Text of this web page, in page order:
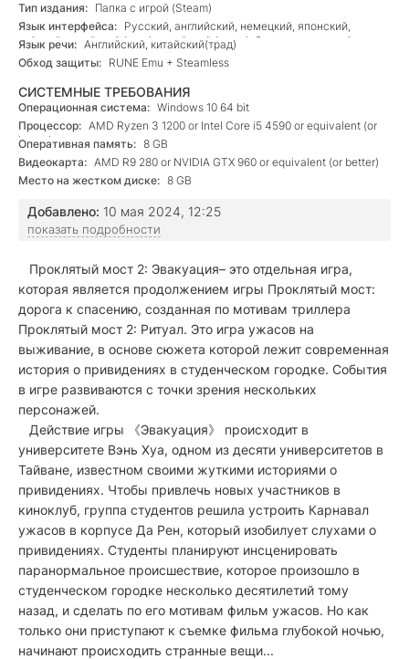
Тип издания: Папка с игрой (Steam)
Язык интерфейса: Русский, английский, немецкий, японский,
тайский, китайский (упр.), китайский (трад.), бр. португальский,
корейский, испанский
Язык речи: Английский, китайский(трад)
Обход защиты: RUNE Emu + Steamless
СИСТЕМНЫЕ ТРЕБОВАНИЯ
Операционная система: Windows 10 64 bit
Процессор: AMD Ryzen 3 1200 or Intel Core i5 4590 or equivalent (or
better)
Оперативная память: 8 GB
Видеокарта: AMD R9 280 or NVIDIA GTX 960 or equivalent (or better)
Место на жестком диске: 8 GB
Добавлено: 10 мая 2024, 12:25
показать подробности
Проклятый мост 2: Эвакуация– это отдельная игра,
которая является продолжением игры Проклятый мост:
дорога к спасению, созданная по мотивам триллера
Проклятый мост 2: Ритуал. Это игра ужасов на
выживание, в основе сюжета которой лежит современная
история о привидениях в студенческом городке. События
в игре развиваются с точки зрения нескольких
персонажей.
Действие игры 《Эвакуация》 происходит в
университете Вэнь Хуа, одном из десяти университетов в
Тайване, известном своими жуткими историями о
привидениях. Чтобы привлечь новых участников в
киноклуб, группа студентов решила устроить Карнавал
ужасов в корпусе Да Рен, который изобилует слухами о
привидениях. Студенты планируют инсценировать
паранормальное происшествие, которое произошло в
студенческом городке несколько десятилетий тому
назад, и сделать по его мотивам фильм ужасов. Но как
только они приступают к съемке фильма глубокой ночью,
начинают происходить странные вещи...